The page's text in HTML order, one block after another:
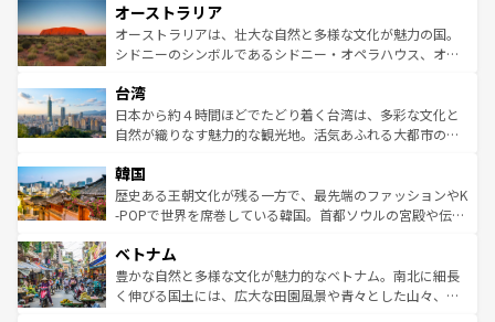
部のニューオーリンズでは、音楽と美食が融合した独特の
文化が魅力。旅行者はアメリカの各地域で異なる魅力を楽
しみながら、その多様性と豊かな歴史を感じることができ
ならではの贅沢な旅のスタイルだ。 なお、新着のアメリカ
情報はコンテンツ一覧を参照してほしい。
ワイ島は見逃せない。また、定番の観光地といえばオアフ
島だが、静かな自然を求めるならマウイ島やカウアイ島が
おすすめ。エメラルドグリーンに輝く海をはじめ、豊かな
れるおもてなしの心で訪れる人々を迎えてくれるハワイの
人々、おいしいローカルフードやハワイアンミュージッ
ク、伝統的なフラダンスなど、すべてがハワイの魅力を彩
ワイを、存分に味わってほしい。 なお、新着のハワイ情報
はコンテンツ一覧を参照してほしい。
オーストラリア
オーストラリアは、壮大な自然と多様な文化が魅力の国。
シドニーのシンボルであるシドニー・オペラハウス、オー
リアリーフや大陸中央部にそびえるウルル（エアーズロッ
ク）、タスマニアの美しい原生林やケアンズの熱帯雨林な
ど、見どころがたくさん。また、カフェやワイン、オージ
いる。アクティビティも充実しており、サーフィンやダイ
ビング、ハイキングなど、アウトドア好きにはたまらな
い。オーストラリアの多彩な魅力を存分に味わいつくそ
参照してほしい。
台湾
日本から約４時間ほどでたどり着く台湾は、多彩な文化と
自然が織りなす魅力的な観光地。活気あふれる大都市の台
ン）、静ひつな山岳地帯である台湾東部など、都市の喧騒
と山間の静けさが共存しており、訪れる人に新しい発見と
驚きをもたらしてくれる。また、奥深い台湾の食文化も魅
容にもいいと評判のスイーツなど、バラエティ豊かな料理
が味わえる。 なお、新着の台湾情報は コンテンツ一覧を参
照してほしい。
韓国
歴史ある王朝文化が残る一方で、最先端のファッションやK
-POPで世界を席巻している韓国。首都ソウルの宮殿や伝統
き、地方に足を延ばせば四季折々の自然美を楽しむことが
できる。そして、キムチや焼肉、絶品のストリートフード
まで、さまざまな韓国料理が待っている。夜には、韓国な
ベトナム
豊かな自然と多様な文化が魅力的なベトナム。南北に細長
く伸びる国土には、広大な田園風景や青々とした山々、世